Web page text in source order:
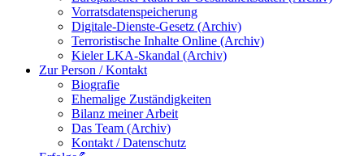
Vorratsdatenspeicherung
Digitale-Dienste-Gesetz (Archiv)
Terroristische Inhalte Online (Archiv)
Kieler LKA-Skandal (Archiv)
Zur Person / Kontakt
Biografie
Ehemalige Zuständigkeiten
Bilanz meiner Arbeit
Das Team (Archiv)
Kontakt / Datenschutz